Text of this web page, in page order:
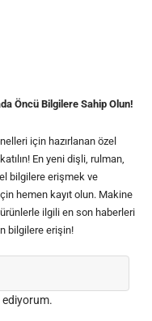
Öncü Bilgilere Sahip Olun!
için hazırlanan özel
En yeni dişli, rulman,
bilgilere erişmek ve
hemen kayıt olun. Makine
ilgili en son haberleri
bilgilere erişin!